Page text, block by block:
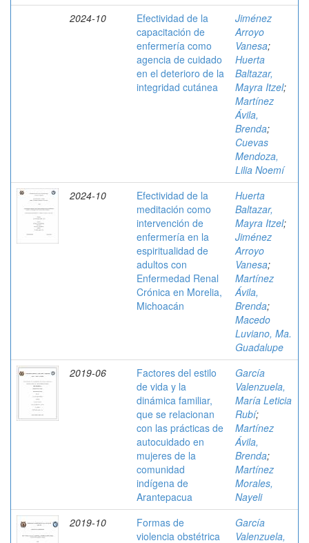
2024-10
Efectividad de la
capacitación de
enfermería como
agencia de cuidado
en el deterioro de la
integridad cutánea
Jiménez
Arroyo
Vanesa;
Huerta
Baltazar,
Mayra Itzel;
Martínez
Ávila,
Brenda;
Cuevas
Mendoza,
Lilia Noemí
2024-10
Efectividad de la
meditación como
intervención de
enfermería en la
espiritualidad de
adultos con
Enfermedad Renal
Crónica en Morelia,
Michoacán
Huerta
Baltazar,
Mayra Itzel;
Jiménez
Arroyo
Vanesa;
Martínez
Ávila,
Brenda;
Macedo
Luviano, Ma.
Guadalupe
2019-06
Factores del estilo
de vida y la
dinámica familiar,
que se relacionan
con las prácticas de
autocuidado en
mujeres de la
comunidad
indígena de
Arantepacua
García
Valenzuela,
María Leticia
Rubí;
Martínez
Ávila,
Brenda;
Martínez
Morales,
Nayeli
2019-10
Formas de
violencia obstétrica
García
Valenzuela,